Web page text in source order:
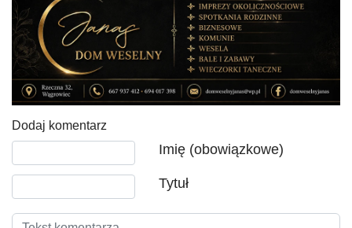
Dodaj komentarz
Imię (obowiązkowe)
Tytuł
Tekst komentarza